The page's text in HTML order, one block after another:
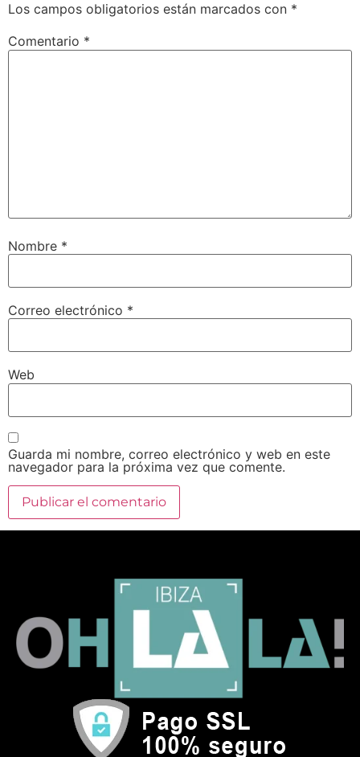
Los campos obligatorios están marcados con *
Comentario *
Nombre *
Correo electrónico *
Web
Guarda mi nombre, correo electrónico y web en este
navegador para la próxima vez que comente.